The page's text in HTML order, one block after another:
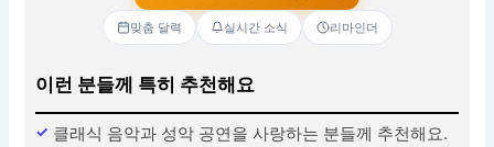
맞춤 달력 실시간 소식 리마인더
이런 분들께 특히 추천해요
클래식 음악과 성악 공연을 사랑하는 분들께 추천해요.